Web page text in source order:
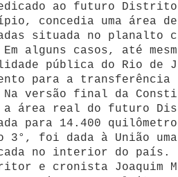
ao futuro
concedia uma área
situada no planalto
alguns casos, até
pública do Rio de
para a
versão final da
a área real do futuro
para 14.400
3°, foi dada à União
no interior do país.
e cronista Joaquim